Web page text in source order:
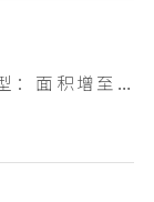
钱大妈测试新店型：面积增至100平米，扩充熟食烘焙品类，放大自有品牌